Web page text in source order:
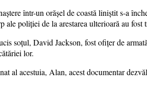
într-un orășel de coastă liniștit s-a
poliției de la arestarea ulterioară au fost
soțul, David Jackson, fost ofițer de
lor.
al acestuia, Alan, acest documentar